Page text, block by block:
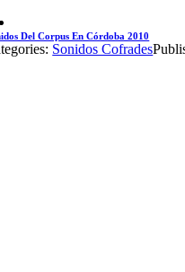
Del Corpus En Córdoba 2010
Sonidos Cofrades